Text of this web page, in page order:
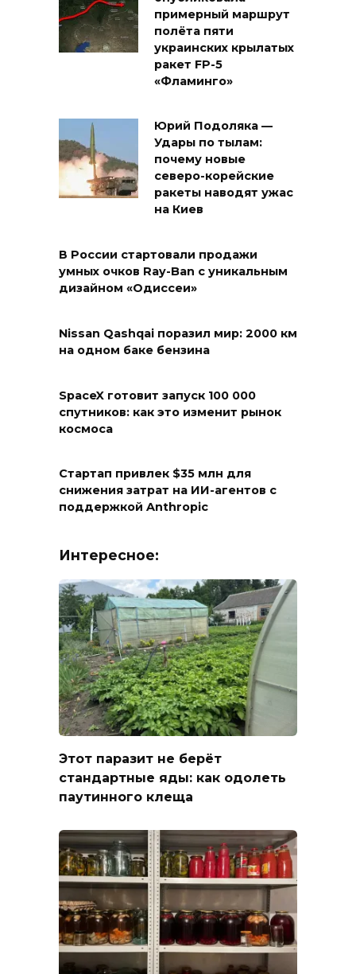
примерный маршрут
полёта пяти
украинских крылатых
ракет FP-5
«Фламинго»
Юрий Подоляка —
Удары по тылам:
почему новые
северо-корейские
ракеты наводят ужас
на Киев
В России стартовали продажи
умных очков Ray-Ban с уникальным
дизайном «Одиссеи»
Nissan Qashqai поразил мир: 2000 км
на одном баке бензина
SpaceX готовит запуск 100 000
спутников: как это изменит рынок
космоса
Стартап привлек $35 млн для
снижения затрат на ИИ-агентов с
поддержкой Anthropic
Интересное:
Этот паразит не берёт
стандартные яды: как одолеть
паутинного клеща